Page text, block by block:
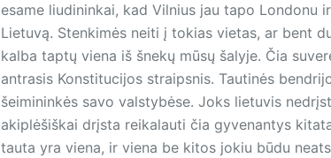
esame liudininkai, kad Vilnius jau tapo Londonu
Lietuvą. Stenkimės neiti į tokias vietas, ar bent
kalba taptų viena iš šnekų mūsų šalyje. Čia
antrasis Konstitucijos straipsnis. Tautinės
šeimininkės savo valstybėse. Joks lietuvis
akiplėšiškai drįsta reikalauti čia gyvenantys
tauta yra viena, ir viena be kitos jokiu būdu